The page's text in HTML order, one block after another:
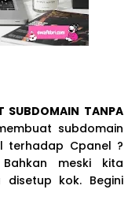
TANPA
subdomain
terhadap Cpanel ?
meski kita
kok. Begini